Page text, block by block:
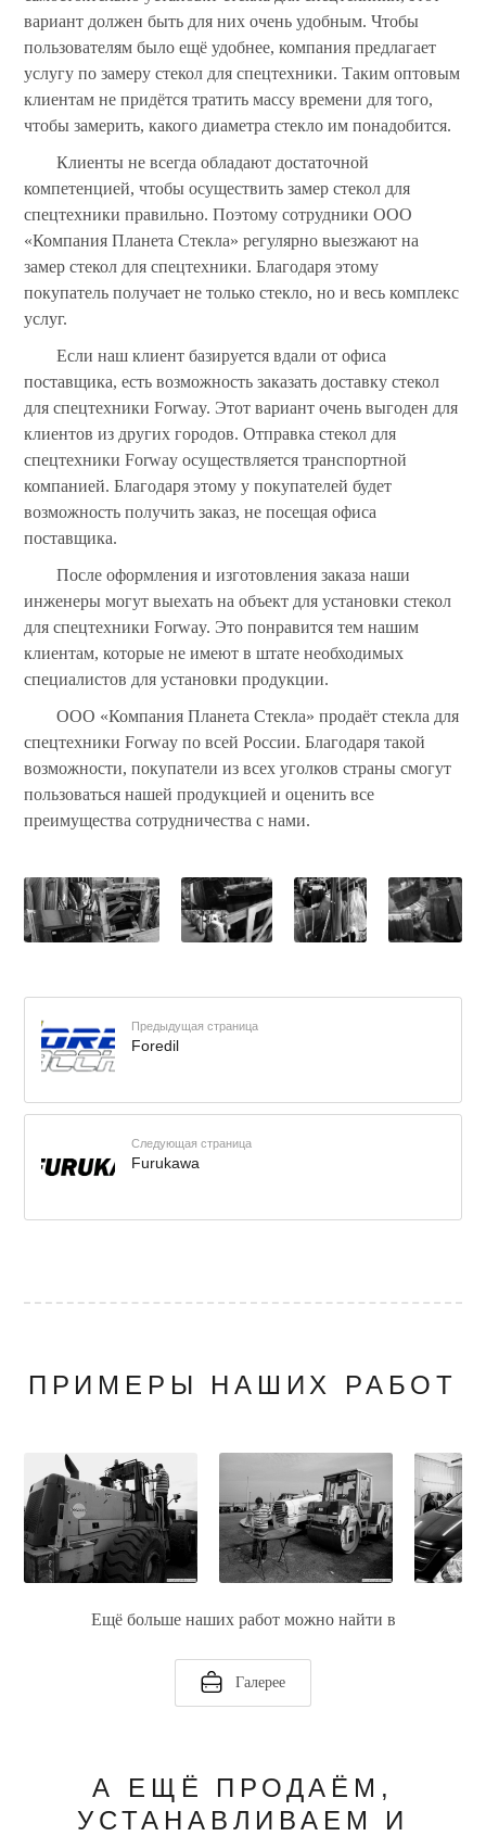
вариант должен быть для них очень удобным. Чтобы
пользователям было ещё удобнее, компания предлагает
услугу по замеру стекол для спецтехники. Таким оптовым
клиентам не придётся тратить массу времени для того,
чтобы замерить, какого диаметра стекло им понадобится.
Клиенты не всегда обладают достаточной
компетенцией, чтобы осуществить замер стекол для
спецтехники правильно. Поэтому сотрудники ООО
«Компания Планета Стекла» регулярно выезжают на
замер стекол для спецтехники. Благодаря этому
покупатель получает не только стекло, но и весь комплекс
услуг.
Если наш клиент базируется вдали от офиса
поставщика, есть возможность заказать доставку стекол
для спецтехники Forway. Этот вариант очень выгоден для
клиентов из других городов. Отправка стекол для
спецтехники Forway осуществляется транспортной
компанией. Благодаря этому у покупателей будет
возможность получить заказ, не посещая офиса
поставщика.
После оформления и изготовления заказа наши
инженеры могут выехать на объект для установки стекол
для спецтехники Forway. Это понравится тем нашим
клиентам, которые не имеют в штате необходимых
специалистов для установки продукции.
ООО «Компания Планета Стекла» продаёт стекла для
спецтехники Forway по всей России. Благодаря такой
возможности, покупатели из всех уголков страны смогут
пользоваться нашей продукцией и оценить все
преимущества сотрудничества с нами.
Предыдущая страница
Foredil
Следующая страница
Furukawa
ПРИМЕРЫ НАШИХ РАБОТ
Ещё больше наших работ можно найти в
Галерее
А ЕЩЁ ПРОДАЁМ,
УСТАНАВЛИВАЕМ И